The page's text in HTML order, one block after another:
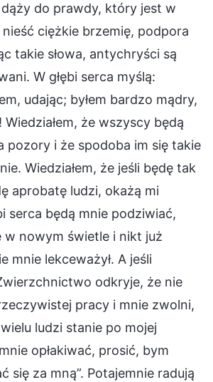
do prawdy, który jest w
ciężkie brzemię, podpora
takie słowa, antychryści są
W głębi serca myślą:
udając; byłem bardzo mądry,
Wiedziałem, że wszyscy będą
pozory i że spodoba im się takie
Wiedziałem, że jeśli będę tak
aprobatę ludzi, okażą mi
serca będą mnie podziwiać,
w nowym świetle i nikt już
mnie lekceważył. A jeśli
odkryje, że nie
pracy i mnie zwolni,
ludzi stanie po mojej
opłakiwać, prosić, bym
się za mną”. Potajemnie radują